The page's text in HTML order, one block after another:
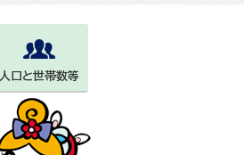
人口と世帯数等